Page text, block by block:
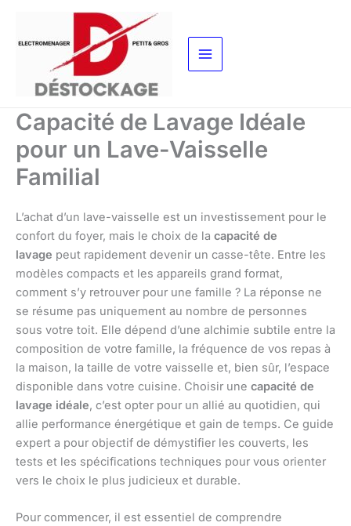
contenu
Capacité de Lavage Idéale
pour un Lave-Vaisselle
Familial
L’achat d’un lave-vaisselle est un investissement pour le
confort du foyer, mais le choix de la capacité de
lavage peut rapidement devenir un casse-tête. Entre les
modèles compacts et les appareils grand format,
comment s’y retrouver pour une famille ? La réponse ne
se résume pas uniquement au nombre de personnes
sous votre toit. Elle dépend d’une alchimie subtile entre la
composition de votre famille, la fréquence de vos repas à
la maison, la taille de votre vaisselle et, bien sûr, l’espace
disponible dans votre cuisine. Choisir une capacité de
lavage idéale, c’est opter pour un allié au quotidien, qui
allie performance énergétique et gain de temps. Ce guide
expert a pour objectif de démystifier les couverts, les
tests et les spécifications techniques pour vous orienter
vers le choix le plus judicieux et durable.
Pour commencer, il est essentiel de comprendre